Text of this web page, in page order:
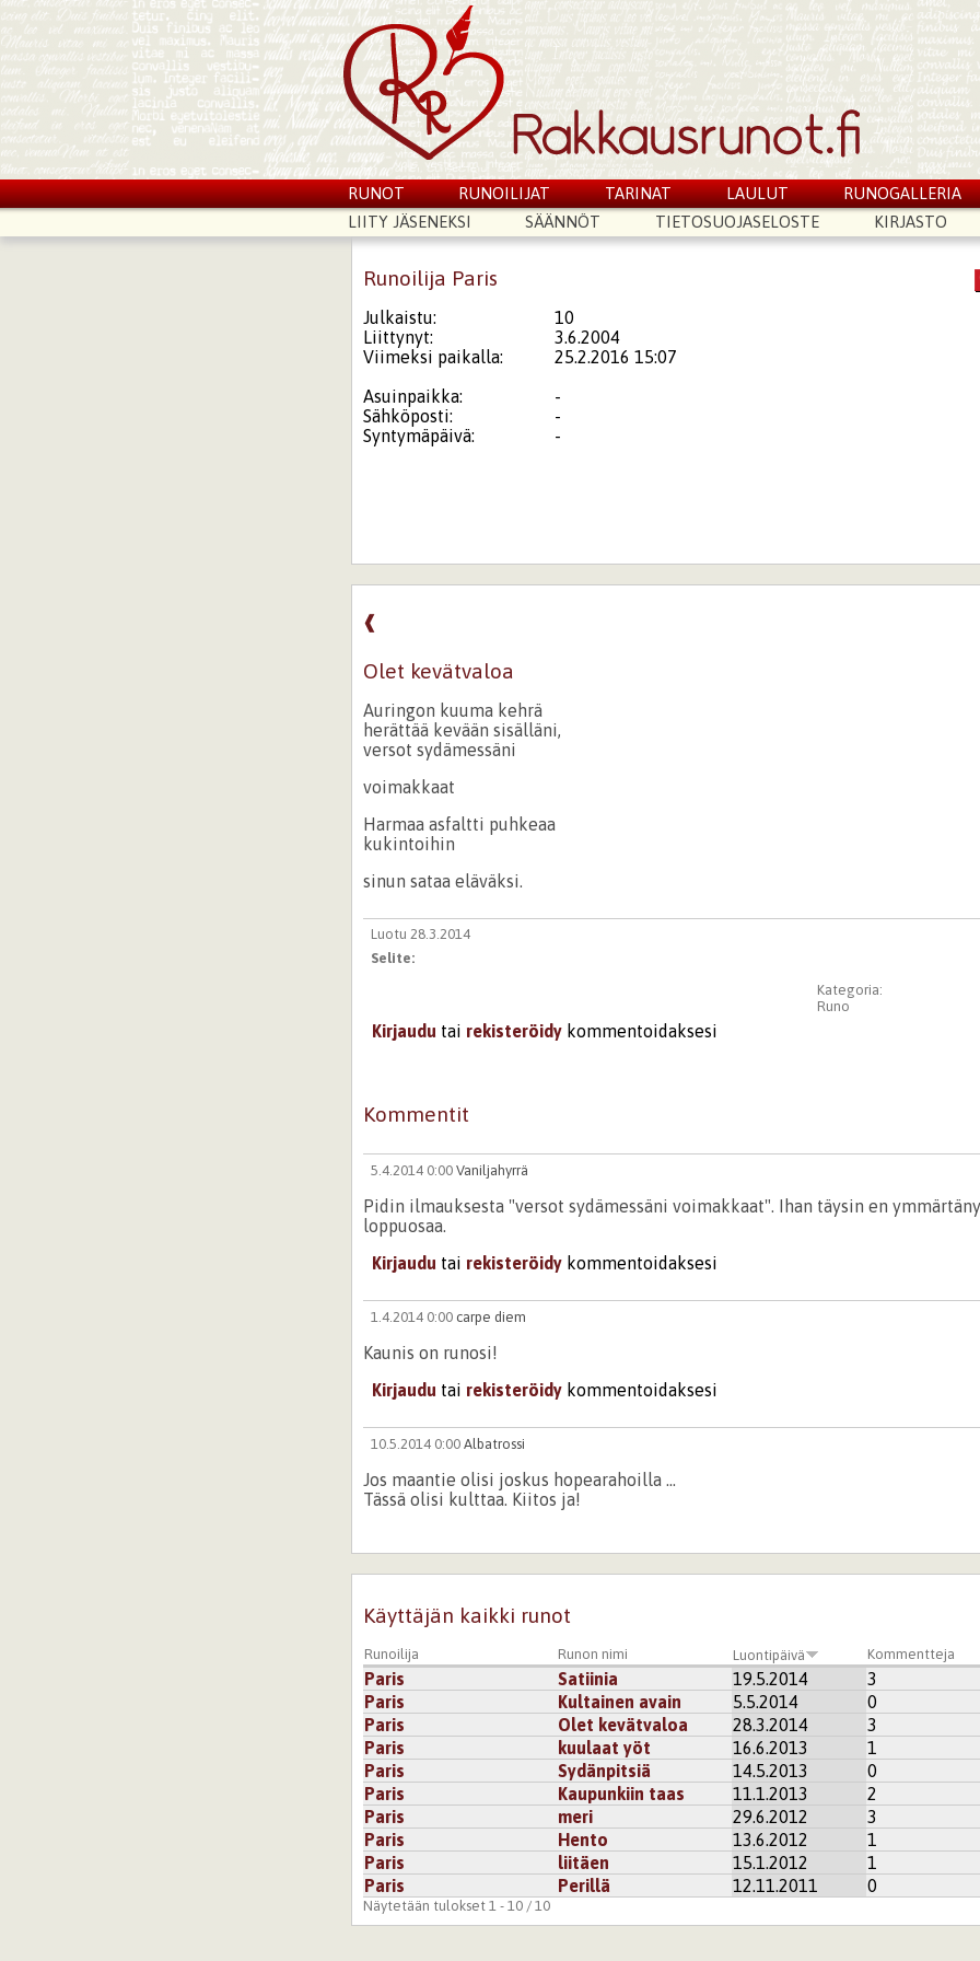
RUNOT RUNOILIJAT TARINAT LAULUT
RUNOGALLERIA
LIITY JÄSENEKSI
SÄÄNNÖT TIETOSUOJASELOSTE KIRJASTO
Runoilija Paris
Julkaistu:
10
Liittynyt:
3.6.2004
Viimeksi paikalla:
25.2.2016 15:07
Asuinpaikka:
-
Sähköposti:
-
Syntymäpäivä:
-
❰
Olet kevätvaloa
Auringon kuuma kehrä
herättää kevään sisälläni,
versot sydämessäni
voimakkaat
Harmaa asfaltti puhkeaa
kukintoihin
sinun sataa eläväksi.
Luotu 28.3.2014
Selite:
Kategoria:
Runo
Kirjaudu tai rekisteröidy kommentoidaksesi
Kommentit
5.4.2014 0:00 Vaniljahyrrä
Pidin ilmauksesta "versot sydämessäni voimakkaat". Ihan täysin en
loppuosaa.
Kirjaudu tai rekisteröidy kommentoidaksesi
1.4.2014 0:00 carpe diem
Kaunis on runosi!
Kirjaudu tai rekisteröidy kommentoidaksesi
10.5.2014 0:00 Albatrossi
Jos maantie olisi joskus hopearahoilla ...
Tässä olisi kulttaa. Kiitos ja!
Käyttäjän kaikki runot
Runoilija Runon nimi Luontipäivä Kommentteja
Paris Satiinia 19.5.2014 3
Paris
Kultainen avain 5.5.2014 0
Paris
Olet kevätvaloa 28.3.2014 3
Paris
kuulaat yöt 16.6.2013 1
Paris
Sydänpitsiä 14.5.2013 0
Paris
Kaupunkiin taas 11.1.2013 2
Paris
meri 29.6.2012 3
Paris
Hento 13.6.2012 1
Paris
liitäen 15.1.2012 1
Paris
Perillä 12.11.2011 0
Näytetään tulokset 1 - 10 / 10